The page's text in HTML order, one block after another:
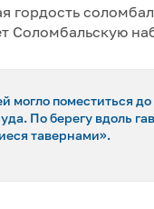
гордость
Соломбальскую
могло поместиться
По берегу вдоль
тавернами».